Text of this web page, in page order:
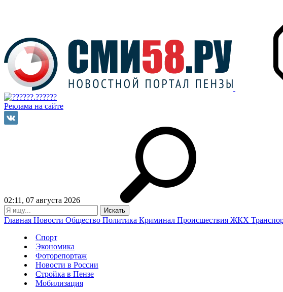
Реклама на сайте
02:11, 07 августа 2026
Главная Новости Общество Политика Криминал Происшествия ЖКХ
Спорт
Экономика
Фоторепортаж
Новости в России
Стройка в Пензе
Мобилизация